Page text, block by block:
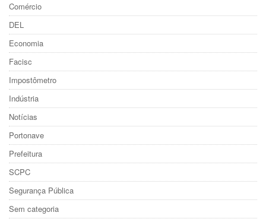
Comércio
DEL
Economia
Facisc
Impostômetro
Indústria
Notícias
Portonave
Prefeitura
SCPC
Segurança Pública
Sem categoria